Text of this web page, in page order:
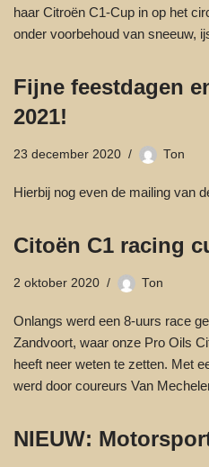
haar Citroën C1-Cup in op het
onder voorbehoud van sneeuw,
Fijne feestdagen
2021!
23 december 2020 Ton
Hierbij nog even de mailing van
Citoën C1 racing
2 oktober 2020 Ton
Onlangs werd een 8-uurs race
Zandvoort, waar onze Pro Oils
heeft neer weten te zetten. Met
werd door coureurs Van
NIEUW: